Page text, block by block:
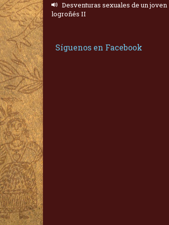
Desventuras sexuales de un joven
logroñés II
Síguenos en Facebook